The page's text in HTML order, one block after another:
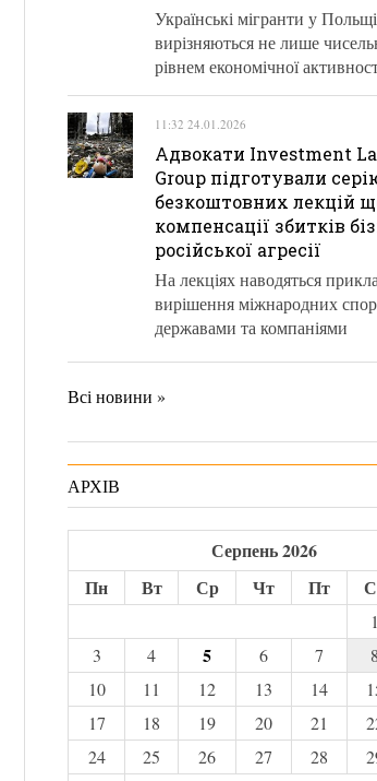
Українські мігранти у Польщі
вирізняються не лише
рівнем економічної
11:32 24.01.2026
Адвокати Investment
Group підготували
безкоштовних лекцій
компенсації збитків
російської агресії
На лекціях наводяться
вирішення міжнародних
державами та компаніями
Всі новини »
АРХІВ
Серпень 2026
Пн
Вт Ср Чт Пт
1
3
4 5 6 7 8
10
11 12 13 14
17
18 19 20 21
24
25 26 27 28